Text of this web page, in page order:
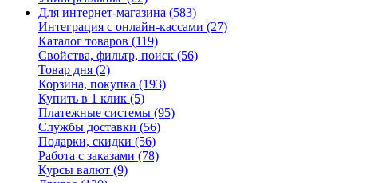
Для интернет-магазина (583)
Интеграция с онлайн-кассами (27)
Каталог товаров (119)
Свойства, фильтр, поиск (56)
Товар дня (2)
Корзина, покупка (193)
Купить в 1 клик (5)
Платежные системы (95)
Службы доставки (56)
Подарки, скидки (56)
Работа с заказами (78)
Курсы валют (9)